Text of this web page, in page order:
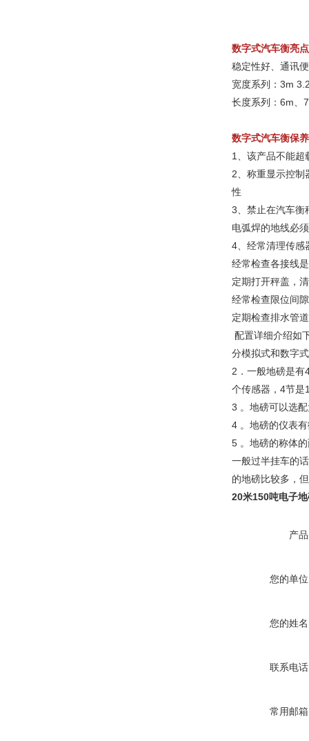
数字式汽车衡亮
稳定性好、通讯
宽度系列：3m
长度系列：6m、
数字式汽车衡保
1、该产品不能超
2、称重显示控制
性
3、禁止在汽车衡
电弧焊的地线必
4、经常清理传感
经常检查各接线
定期打开秤盖，
经常检查限位间
定期检查排水管
配置详细介绍如
分模拟式和数字
2．一般地磅是有
个传感器，4节是
3 。地磅可以选
4 。地磅的仪表
5 。地磅的称体
一般过半挂车的
的地磅比较多，
20米150吨电子
产
您的单
您的姓
联系电
常用邮